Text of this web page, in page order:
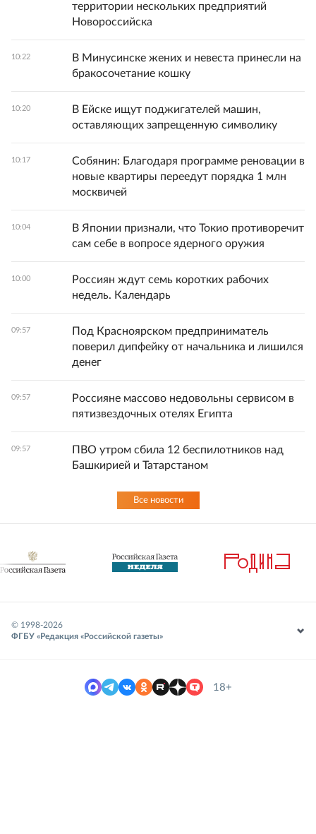
территории нескольких предприятий
Новороссийска
10:22
В Минусинске жених и невеста принесли на
бракосочетание кошку
10:20
В Ейске ищут поджигателей машин,
оставляющих запрещенную символику
10:17
Собянин: Благодаря программе реновации в
новые квартиры переедут порядка 1 млн
москвичей
10:04
В Японии признали, что Токио противоречит
сам себе в вопросе ядерного оружия
10:00
Россиян ждут семь коротких рабочих
недель. Календарь
09:57
Под Красноярском предприниматель
поверил дипфейку от начальника и лишился
денег
09:57
Россияне массово недовольны сервисом в
пятизвездочных отелях Египта
09:57
ПВО утром сбила 12 беспилотников над
Башкирией и Татарстаном
Все новости
© 1998-2026
ФГБУ «Редакция «Российской газеты»
18+